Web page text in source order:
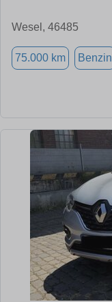
Wesel, 46485
75.000 km Benzin